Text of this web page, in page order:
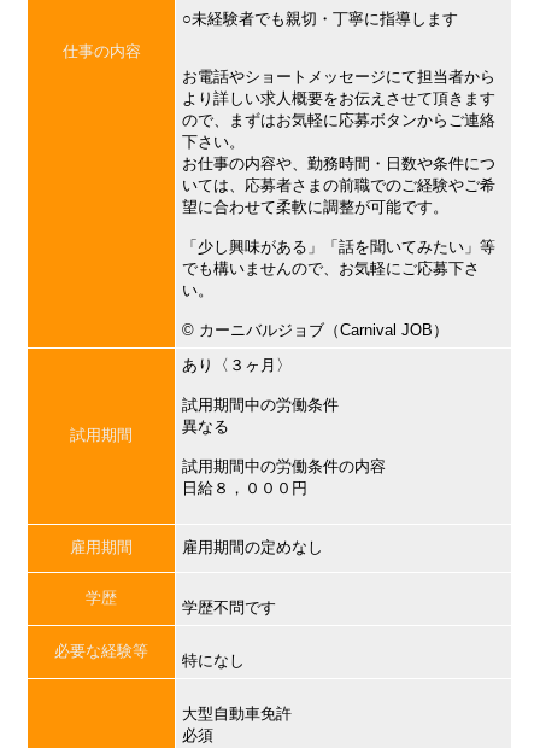
仕事の内容
○未経験者でも親切・丁寧に指導します
お電話やショートメッセージにて担当者から
より詳しい求人概要をお伝えさせて頂きます
ので、まずはお気軽に応募ボタンからご連絡
下さい。
お仕事の内容や、勤務時間・日数や条件につ
いては、応募者さまの前職でのご経験やご希
望に合わせて柔軟に調整が可能です。
「少し興味がある」「話を聞いてみたい」等
でも構いませんので、お気軽にご応募下さ
い。
©︎ カーニバルジョブ（Carnival JOB）
試用期間
あり〈３ヶ月〉
試用期間中の労働条件
異なる
試用期間中の労働条件の内容
日給８，０００円
雇用期間 雇用期間の定めなし
学歴
学歴不問です
必要な経験等
特になし
大型自動車免許
必須